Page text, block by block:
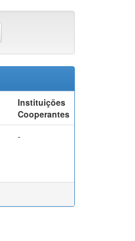
Instituições
Cooperantes
-